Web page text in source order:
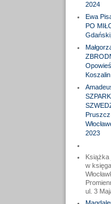
2024
Ewa
PO
2023
Książka
w
ul. 3